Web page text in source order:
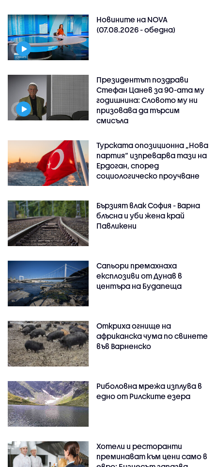
Новините на NOVA
(07.08.2026 - обедна)
Президентът поздрави
Стефан Цанев за 90-ата му
годишнина: Словото му ни
призовава да търсим
смисъла
Турската опозиционна „Нова
партия“ изпреварва тази на
Ердоган, според
социологическо проучване
Бързият влак София - Варна
блъсна и уби жена край
Павликени
Сапьори премахнаха
експлозиви от Дунав в
центъра на Будапеща
Откриха огнище на
африканска чума по свинете
във Варненско
Риболовна мрежа изплува в
едно от Рилските езера
Хотели и ресторанти
преминават към цени само в